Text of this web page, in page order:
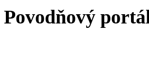
Povodňový